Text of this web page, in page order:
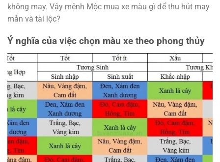
không may. Vậy mệnh Mộc mua xe màu gì để thu hút may
mắn và tài lộc?
Ý nghĩa của việc chọn màu xe theo phong thủy